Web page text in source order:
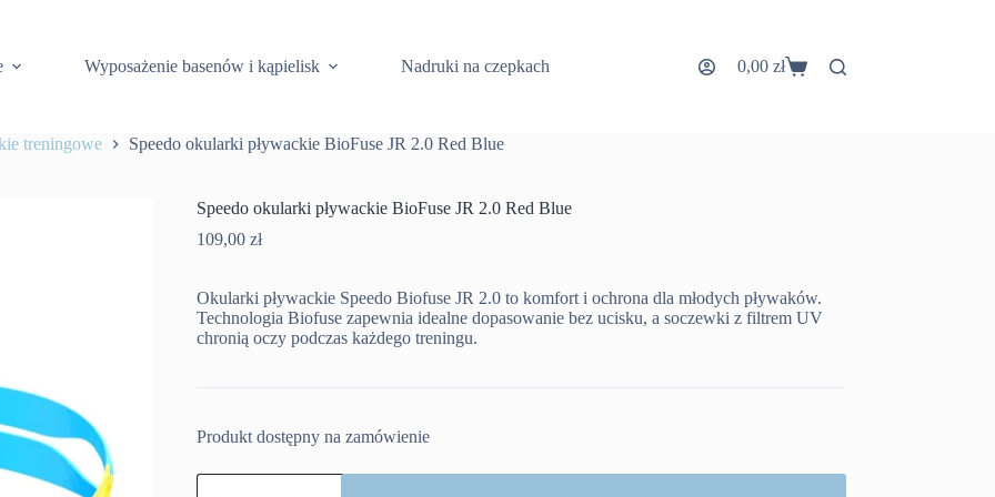
Wyposażenie basenów i kąpielisk Nadruki na czepkach Koszyk
0,00 zł
treningowe Speedo okularki pływackie BioFuse JR 2.0 Red Blue
Speedo okularki pływackie BioFuse JR 2.0 Red Blue
109,00 zł
Okularki pływackie Speedo Biofuse JR 2.0 to komfort i ochrona dla młodych pływaków.
Technologia Biofuse zapewnia idealne dopasowanie bez ucisku, a soczewki z filtrem UV
chronią oczy podczas każdego treningu.
Produkt dostępny na zamówienie
ilość